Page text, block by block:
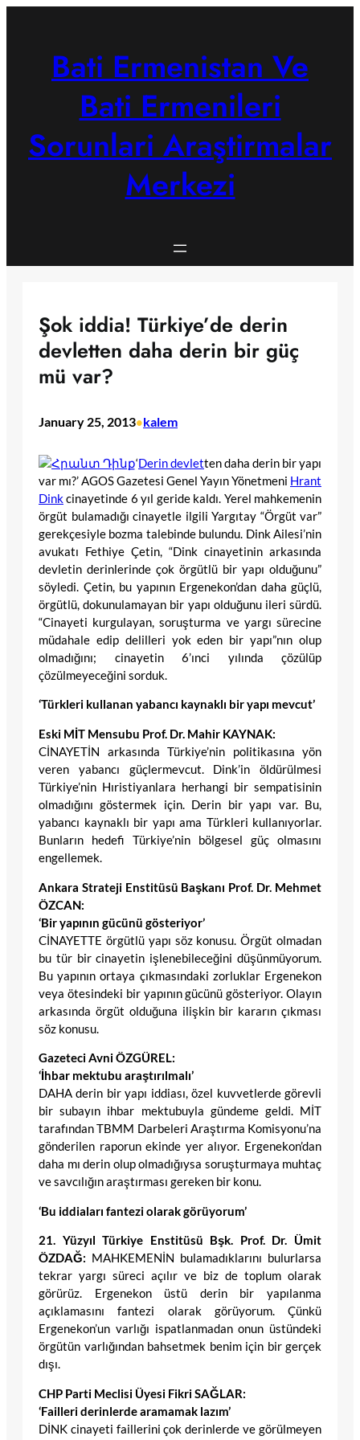
Bati Ermenistan Ve
Bati Ermenileri
Sorunlari Araştirmalar
Merkezi
Şok iddia! Türkiye’de derin
devletten daha derin bir güç
mü var?
January 25, 2013•kalem
‘Derin devletten daha derin bir yapı
var mı?’ AGOS Gazetesi Genel Yayın Yönetmeni Hrant
Dinkcinayetinde 6 yıl geride kaldı. Yerel mahkemenin
örgüt bulamadığı cinayetle ilgili Yargıtay “Örgüt var”
gerekçesiyle bozma talebinde bulundu. Dink Ailesi’nin
avukatı Fethiye Çetin, “Dink cinayetinin arkasında
devletin derinlerinde çok örgütlü bir yapı olduğunu”
söyledi. Çetin, bu yapının Ergenekon’dan daha güçlü,
örgütlü, dokunulamayan bir yapı olduğunu ileri sürdü.
“Cinayeti kurgulayan, soruşturma ve yargı sürecine
müdahale edip delilleri yok eden bir yapı”nın olup
olmadığını; cinayetin 6’ınci yılında çözülüp
çözülmeyeceğini sorduk.
‘Türkleri kullanan yabancı kaynaklı bir yapı mevcut’
Eski MİT Mensubu Prof. Dr. Mahir KAYNAK:
CİNAYETİN arkasında Türkiye’nin politikasına yön
veren yabancı güçlermevcut. Dink’in öldürülmesi
Türkiye’nin Hıristiyanlara herhangi bir sempatisinin
olmadığını göstermek için. Derin bir yapı var. Bu,
yabancı kaynaklı bir yapı ama Türkleri kullanıyorlar.
Bunların hedefi Türkiye’nin bölgesel güç olmasını
engellemek.
Ankara Strateji Enstitüsü Başkanı Prof. Dr. Mehmet
ÖZCAN:
‘Bir yapının gücünü gösteriyor’
CİNAYETTE örgütlü yapı söz konusu. Örgüt olmadan
bu tür bir cinayetin işlenebileceğini düşünmüyorum.
Bu yapının ortaya çıkmasındaki zorluklar Ergenekon
veya ötesindeki bir yapının gücünü gösteriyor. Olayın
arkasında örgüt olduğuna ilişkin bir kararın çıkması
söz konusu.
Gazeteci Avni ÖZGÜREL:
‘İhbar mektubu araştırılmalı’
DAHA derin bir yapı iddiası, özel kuvvetlerde görevli
bir subayın ihbar mektubuyla gündeme geldi. MİT
tarafından TBMM Darbeleri Araştırma Komisyonu’na
gönderilen raporun ekinde yer alıyor. Ergenekon’dan
daha mı derin olup olmadığıysa soruşturmaya muhtaç
ve savcılığın araştırması gereken bir konu.
‘Bu iddiaları fantezi olarak görüyorum’
21. Yüzyıl Türkiye Enstitüsü Bşk. Prof. Dr. Ümit
ÖZDAĞ: MAHKEMENİN bulamadıklarını bulurlarsa
tekrar yargı süreci açılır ve biz de toplum olarak
görürüz. Ergenekon üstü derin bir yapılanma
açıklamasını fantezi olarak görüyorum. Çünkü
Ergenekon’un varlığı ispatlanmadan onun üstündeki
örgütün varlığından bahsetmek benim için bir gerçek
dışı.
CHP Parti Meclisi Üyesi Fikri SAĞLAR:
‘Failleri derinlerde aramamak lazım’
DİNK cinayeti faillerini çok derinlerde ve görülmeyen